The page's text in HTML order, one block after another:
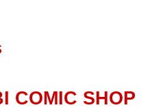
COMIC SHOP